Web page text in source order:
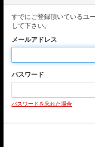
すでにご登録頂いているユ
して下さい。
メールアドレス
パスワード
パスワードを忘れた場合